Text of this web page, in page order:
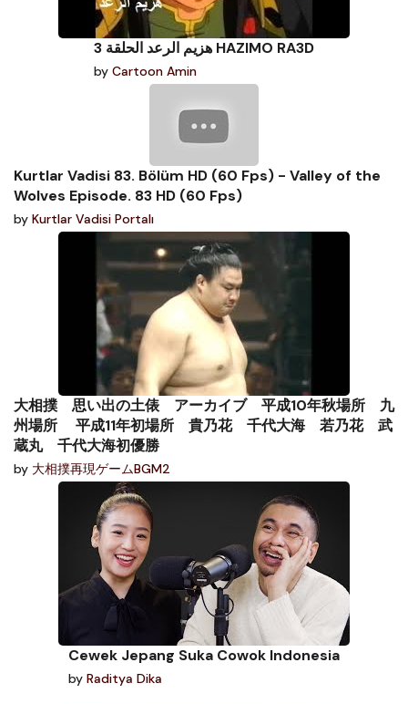
هزيم الرعد الحلقة 3 HAZIMO RA3D
by Cartoon Amin
Kurtlar Vadisi 83. Bölüm HD (60 Fps) - Valley of the
Wolves Episode. 83 HD (60 Fps)
by Kurtlar Vadisi Portalı
大相撲 思い出の土俵 アーカイブ 平成10年秋場所 九
州場所 平成11年初場所 貴乃花 千代大海 若乃花 武
蔵丸 千代大海初優勝
by 大相撲再現ゲームBGM2
Cewek Jepang Suka Cowok Indonesia
by Raditya Dika